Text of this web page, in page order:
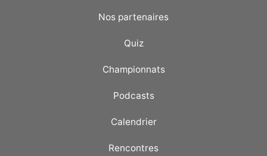
Nos partenaires
Quiz
Championnats
Podcasts
Calendrier
Rencontres